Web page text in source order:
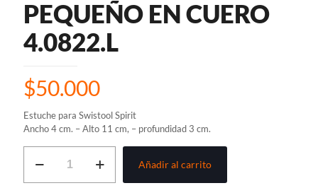
PEQUEÑO EN CUERO
4.0822.L
$50.000
Estuche para Swistool Spirit
Ancho 4 cm. – Alto 11 cm, – profundidad 3 cm.
VICTORINOX
Añadir al carrito